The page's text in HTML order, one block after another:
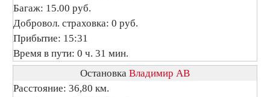
Багаж: 15.00 руб.
Добровол. страховка: 0 руб.
Прибытие: 15:31
Время в пути: 0 ч. 31 мин.
Остановка Владимир АВ
Расстояние: 36,80 км.